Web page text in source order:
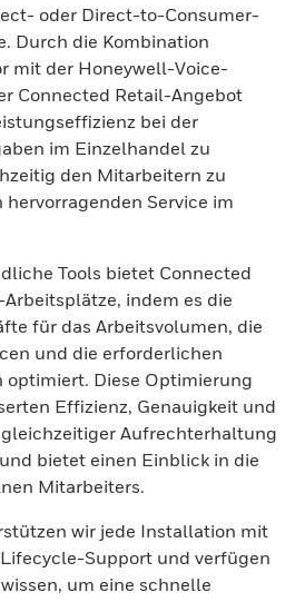
oder Direct-to-Consumer-
Durch die Kombination
mit der Honeywell-Voice-
Connected Retail-Angebot
bei der
im Einzelhandel zu
den Mitarbeitern zu
Service im
Tools bietet Connected
indem es die
für das Arbeitsvolumen, die
und die erforderlichen
Diese Optimierung
Effizienz, Genauigkeit und
Aufrechterhaltung
bietet einen Einblick in die
Mitarbeiters.
wir jede Installation mit
Support und verfügen
um eine schnelle